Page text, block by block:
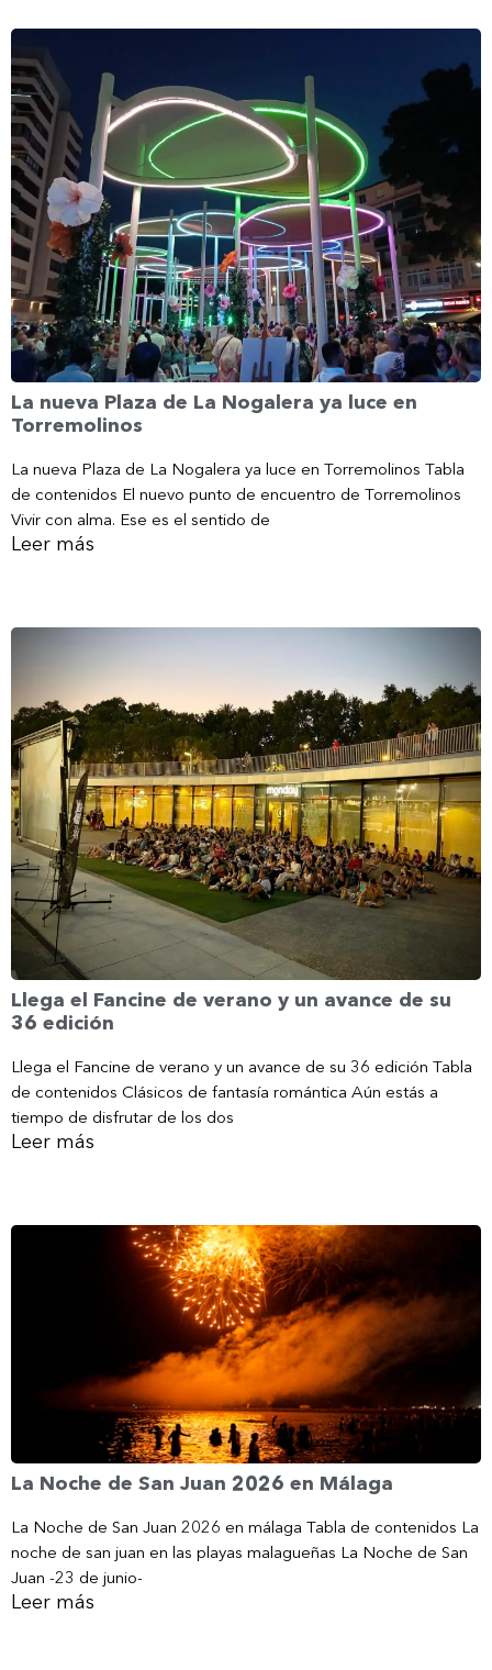
La nueva Plaza de La Nogalera ya luce en
Torremolinos
La nueva Plaza de La Nogalera ya luce en Torremolinos Tabla
de contenidos El nuevo punto de encuentro de Torremolinos
Vivir con alma. Ese es el sentido de
Leer más
Llega el Fancine de verano y un avance de su
36 edición
Llega el Fancine de verano y un avance de su 36 edición Tabla
de contenidos Clásicos de fantasía romántica Aún estás a
tiempo de disfrutar de los dos
Leer más
La Noche de San Juan 2026 en Málaga
La Noche de San Juan 2026 en málaga Tabla de contenidos La
noche de san juan en las playas malagueñas La Noche de San
Juan -23 de junio-
Leer más